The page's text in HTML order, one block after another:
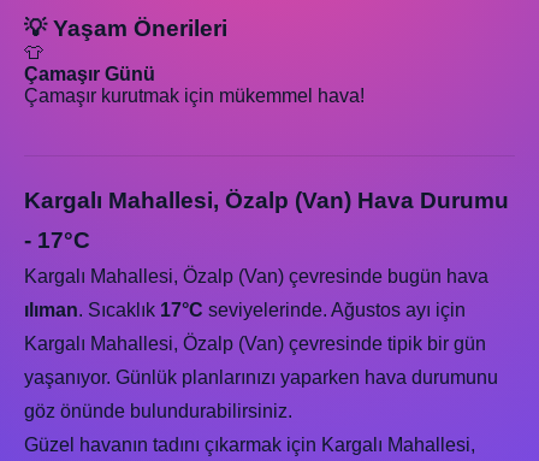
💡 Yaşam Önerileri
👕
Çamaşır Günü
Çamaşır kurutmak için mükemmel hava!
Kargalı Mahallesi, Özalp (Van) Hava Durumu
- 17°C
Kargalı Mahallesi, Özalp (Van) çevresinde bugün hava
ılıman. Sıcaklık 17°C seviyelerinde. Ağustos ayı için
Kargalı Mahallesi, Özalp (Van) çevresinde tipik bir gün
yaşanıyor. Günlük planlarınızı yaparken hava durumunu
göz önünde bulundurabilirsiniz.
Güzel havanın tadını çıkarmak için Kargalı Mahallesi,